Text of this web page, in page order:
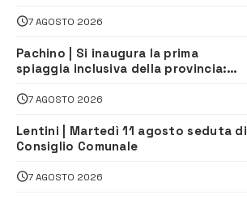
7 AGOSTO 2026
Pachino | Si inaugura la prima
spiaggia inclusiva della provincia:
tutti
7 AGOSTO 2026
Lentini | Martedì 11 agosto seduta di
Consiglio Comunale
7 AGOSTO 2026